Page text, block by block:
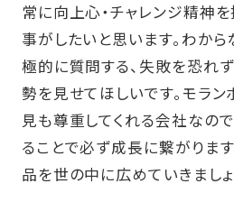
常に向上心・チャレンジ精神
事がしたいと思います。わか
極的に質問する、失敗を恐れ
勢を見せてほしいです。モラ
見も尊重してくれる会社なの
ることで必ず成長に繋がりま
品を世の中に広めていきましょ